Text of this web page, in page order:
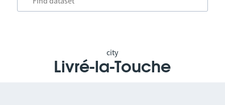
city
Livré-la-Touche